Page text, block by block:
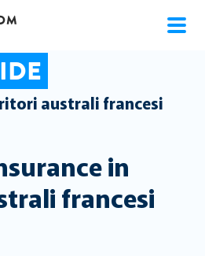
australi francesi
in
francesi